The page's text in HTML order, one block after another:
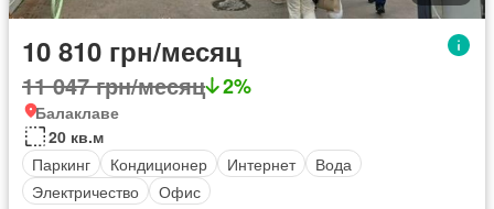
10 810 грн/месяц
11 047 грн/месяц 2%
Балаклаве
20 кв.м
Паркинг
Кондиционер Интернет
Вода
Электричество
Офис